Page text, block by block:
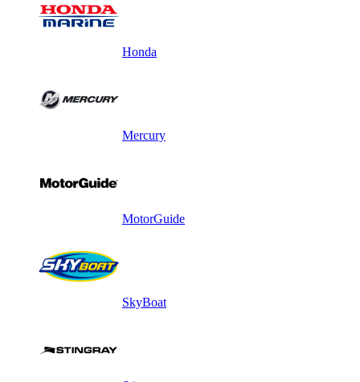
Honda
Mercury
MotorGuide
SkyBoat